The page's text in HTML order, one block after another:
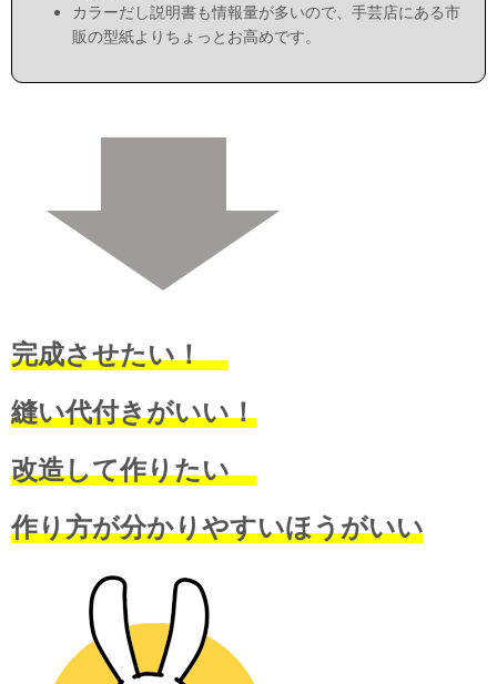
カラーだし説明書も情報量が多いので、手芸店にある市
販の型紙よりちょっとお高めです。
完成させたい！
縫い代付きがいい！
改造して作りたい
作り方が分かりやすいほうがいい